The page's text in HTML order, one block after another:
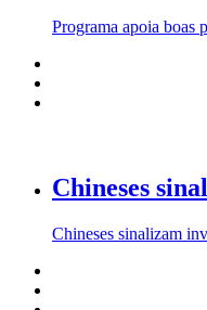
Programa apoia boas
Chineses
Chineses sinalizam